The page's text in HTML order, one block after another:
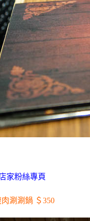
家粉絲專頁
涮涮鍋 ＄350